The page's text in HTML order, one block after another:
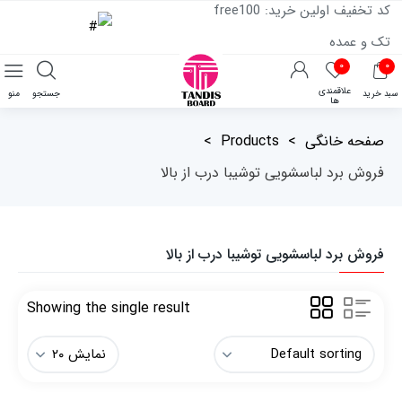
کد تخفیف اولین خرید: free100
تک و عمده
۰
سبد خرید
۰
علاقمندی
ها
منو جستجو
صفحه خانگی >
Products
>
فروش برد لباسشویی توشیبا درب از بالا
فروش برد لباسشویی توشیبا درب از بالا
Showing the single result